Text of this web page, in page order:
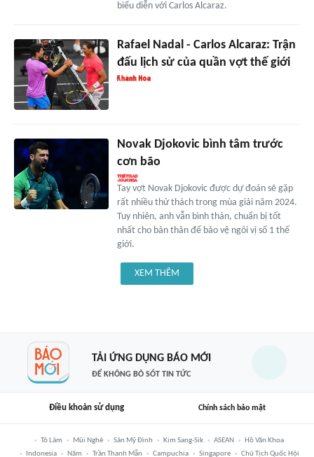
biểu diễn với Carlos Alcaraz.
Rafael Nadal - Carlos Alcaraz: Trận
đấu lịch sử của quần vợt thế giới
Novak Djokovic bình tâm trước
cơn bão
Tay vợt Novak Djokovic được dự đoán sẽ gặp
rất nhiều thử thách trong mùa giải năm 2024.
Tuy nhiên, anh vẫn bình thản, chuẩn bị tốt
nhất cho bản thân để bảo vệ ngôi vị số 1 thế
giới.
XEM THÊM
TẢI ỨNG DỤNG BÁO MỚI
ĐỂ KHÔNG BỎ SÓT TIN TỨC
Điều khoản sử dụng Chính sách bảo mật
Tô Lâm Mũi Nghê Sân Mỹ Đình Kim Sang-Sik ASEAN
Hồ Văn Khoa
Indonesia
Năm Trần Thanh Mẫn Campuchia Singapore Chủ Tịch Quốc Hội